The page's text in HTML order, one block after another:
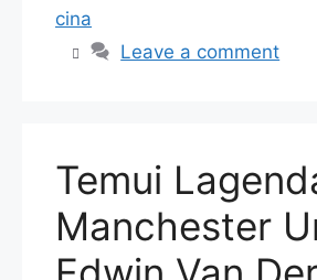
cina
Leave a comment
Temui
Manchester